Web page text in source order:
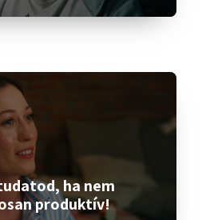
ha nem
produktív!